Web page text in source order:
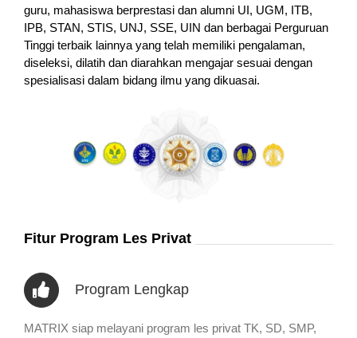
guru, mahasiswa berprestasi dan alumni UI, UGM, ITB,
IPB, STAN, STIS, UNJ, SSE, UIN dan berbagai Perguruan
Tinggi terbaik lainnya yang telah memiliki pengalaman,
diseleksi, dilatih dan diarahkan mengajar sesuai dengan
spesialisasi dalam bidang ilmu yang dikuasai.
Fitur Program Les Privat
Program Lengkap
MATRIX siap melayani program les privat TK, SD, SMP,